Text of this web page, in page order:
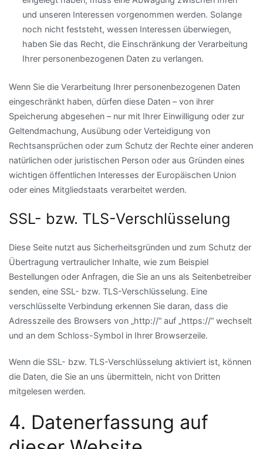
und unseren Interessen vorgenommen werden. Solange
noch nicht feststeht, wessen Interessen überwiegen,
haben Sie das Recht, die Einschränkung der Verarbeitung
Ihrer personenbezogenen Daten zu verlangen.
Wenn Sie die Verarbeitung Ihrer personenbezogenen Daten
eingeschränkt haben, dürfen diese Daten – von ihrer
Speicherung abgesehen – nur mit Ihrer Einwilligung oder zur
Geltendmachung, Ausübung oder Verteidigung von
Rechtsansprüchen oder zum Schutz der Rechte einer anderen
natürlichen oder juristischen Person oder aus Gründen eines
wichtigen öffentlichen Interesses der Europäischen Union
oder eines Mitgliedstaats verarbeitet werden.
SSL- bzw. TLS-Verschlüsselung
Diese Seite nutzt aus Sicherheitsgründen und zum Schutz der
Übertragung vertraulicher Inhalte, wie zum Beispiel
Bestellungen oder Anfragen, die Sie an uns als Seitenbetreiber
senden, eine SSL- bzw. TLS-Verschlüsselung. Eine
verschlüsselte Verbindung erkennen Sie daran, dass die
Adresszeile des Browsers von „http://“ auf „https://“ wechselt
und an dem Schloss-Symbol in Ihrer Browserzeile.
Wenn die SSL- bzw. TLS-Verschlüsselung aktiviert ist, können
die Daten, die Sie an uns übermitteln, nicht von Dritten
mitgelesen werden.
4. Datenerfassung auf